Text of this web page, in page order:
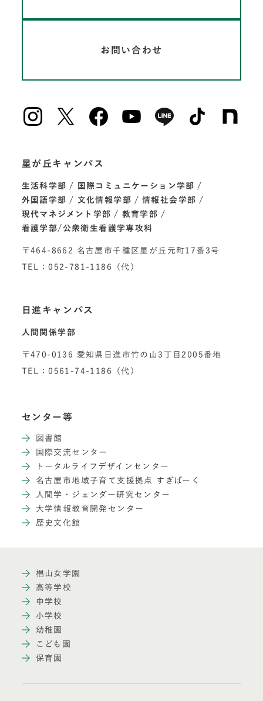
お問い合わせ
星が丘キャンパス
生活科学部
国際コミュニケーション学部
外国語学部
文化情報学部
情報社会学部
現代マネジメント学部
教育学部
看護学部/公衆衛生看護学専攻科
〒464-8662 名古屋市千種区星が丘元町17番3号
TEL：052-781-1186（代）
日進キャンパス
人間関係学部
〒470-0136 愛知県日進市竹の山3丁目2005番地
TEL：0561-74-1186（代）
センター等
図書館
国際交流センター
トータルライフデザインセンター
名古屋市地域子育て支援拠点 すぎぱーく
人間学・ジェンダー研究センター
大学情報教育開発センター
歴史文化館
椙山女学園
高等学校
中学校
小学校
幼稚園
こども園
保育園